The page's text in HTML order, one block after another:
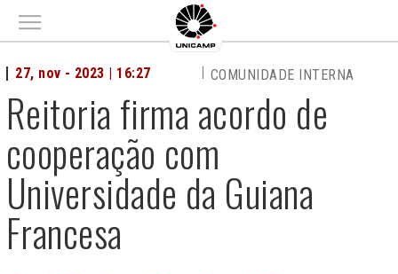
Main menu
Reitoria firma acordo de
cooperação com
Universidade da Guiana
Francesa
27, nov - 2023 | 16:27 COMUNIDADE INTERNA